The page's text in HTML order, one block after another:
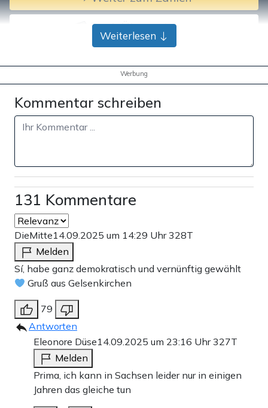
Bank-Überweisung
Weiterlesen
Werbung
Kommentar schreiben
131 Kommentare
DieMitte14.09.2025 um 14:29 Uhr328T
Melden
Sí, habe ganz demokratisch und vernünftig gewählt
Gruß aus Gelsenkirchen
79
Antworten
Eleonore Düse14.09.2025 um 23:16 Uhr327T
Melden
Prima, ich kann in Sachsen leider nur in einigen
Jahren das gleiche tun